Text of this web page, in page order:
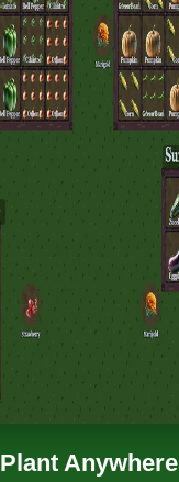
Plant Anywhere